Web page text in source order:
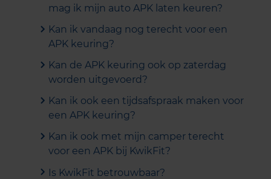
mag ik mijn auto APK laten keuren?
Kan ik vandaag nog terecht voor een
APK keuring?
Kan de APK keuring ook op zaterdag
worden uitgevoerd?
Kan ik ook een tijdsafspraak maken voor
een APK keuring?
Kan ik ook met mijn camper terecht
voor een APK bij KwikFit?
Is KwikFit betrouwbaar?